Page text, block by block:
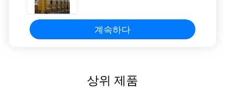
계속하다
상위 제품